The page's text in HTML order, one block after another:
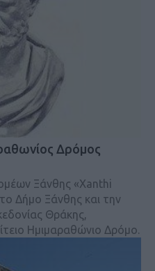
Δρόμος
Ξάνθης «Xanthi
Δήμο Ξάνθης και την
Θράκης,
Ημιμαραθώνιο Δρόμο.